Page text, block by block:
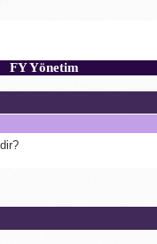
FY Yönetim